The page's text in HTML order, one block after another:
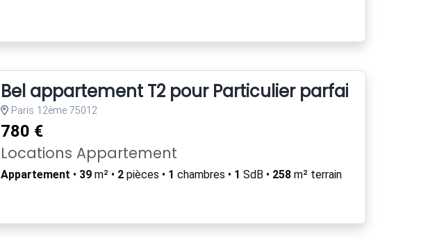
Bel appartement T2 pour Particulier parfait état
Paris 12ème 75012
780 €
Locations Appartement
Appartement • 39m² • 2pièces • 1 chambres • 1 SdB • 258m² terrain